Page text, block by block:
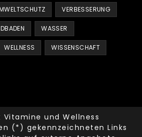
VERBESSERUNG
WASSER
WELLNESS WISSENSCHAFT
Vitamine und Wellness
(*) gekennzeichneten Links